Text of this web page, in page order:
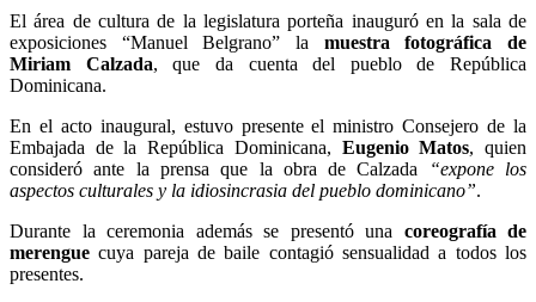
El área de cultura de la legislatura porteña inauguró en la sala de
exposiciones “Manuel Belgrano” la muestra fotográfica de
Miriam Calzada, que da cuenta del pueblo de República
Dominicana.
En el acto inaugural, estuvo presente el ministro Consejero de la
Embajada de la República Dominicana, Eugenio Matos, quien
consideró ante la prensa que la obra de Calzada
“expone los
aspectos culturales y la idiosincrasia del pueblo dominicano”.
Durante la ceremonia además se presentó una coreografía de
merengue cuya pareja de baile contagió sensualidad a todos los
presentes.